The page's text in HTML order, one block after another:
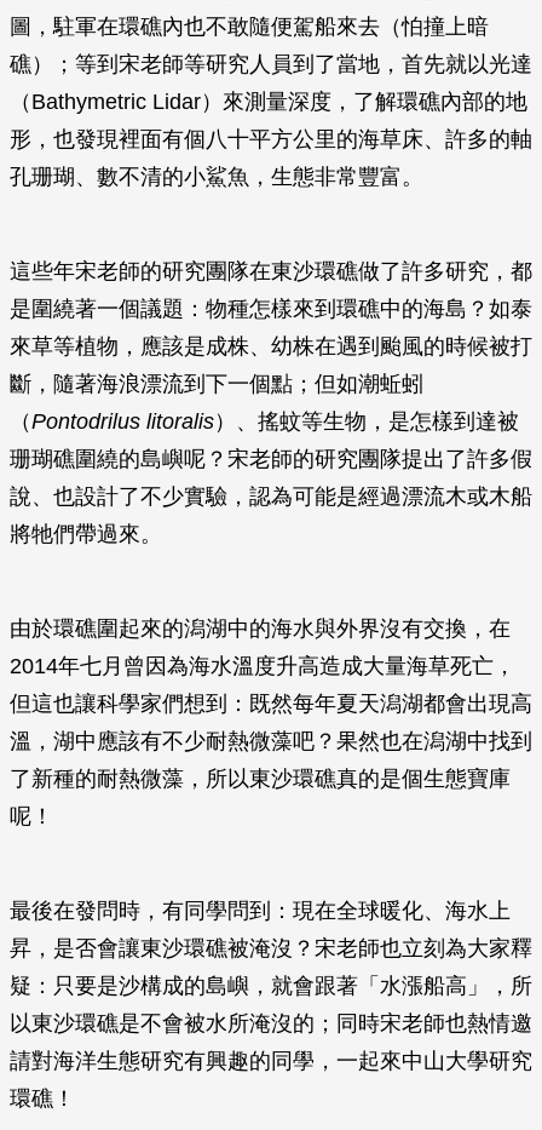
圖，駐軍在環礁內也不敢隨便駕船來去（怕撞上暗
礁）；等到宋老師等研究人員到了當地，首先就以光達
（Bathymetric Lidar）來測量深度，了解環礁內部的地
形，也發現裡面有個八十平方公里的海草床、許多的軸
孔珊瑚、數不清的小鯊魚，生態非常豐富。
這些年宋老師的研究團隊在東沙環礁做了許多研究，都
是圍繞著一個議題：物種怎樣來到環礁中的海島？如泰
來草等植物，應該是成株、幼株在遇到颱風的時候被打
斷，隨著海浪漂流到下一個點；但如潮蚯蚓
（Pontodrilus litoralis）、搖蚊等生物，是怎樣到達被
珊瑚礁圍繞的島嶼呢？宋老師的研究團隊提出了許多假
說、也設計了不少實驗，認為可能是經過漂流木或木船
將牠們帶過來。
由於環礁圍起來的潟湖中的海水與外界沒有交換，在
2014年七月曾因為海水溫度升高造成大量海草死亡，
但這也讓科學家們想到：既然每年夏天潟湖都會出現高
溫，湖中應該有不少耐熱微藻吧？果然也在潟湖中找到
了新種的耐熱微藻，所以東沙環礁真的是個生態寶庫
呢！
最後在發問時，有同學問到：現在全球暖化、海水上
昇，是否會讓東沙環礁被淹沒？宋老師也立刻為大家釋
疑：只要是沙構成的島嶼，就會跟著「水漲船高」，所
以東沙環礁是不會被水所淹沒的；同時宋老師也熱情邀
請對海洋生態研究有興趣的同學，一起來中山大學研究
環礁！